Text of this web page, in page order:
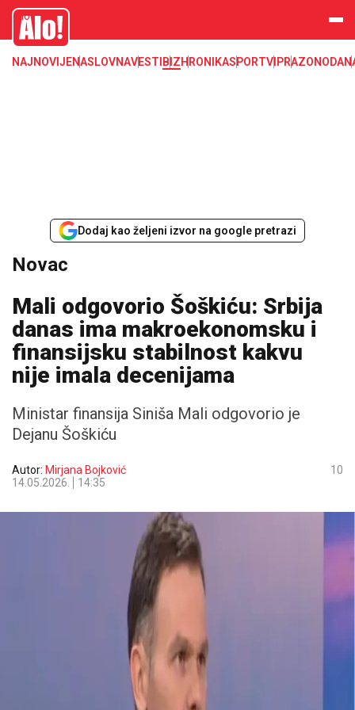
Novac, dinar, evro, dolar, kurs, kursna lista, nbs, narodna banka srbije
Alo
NAJNOVIJENASLOVNAVESTI BIZHRONIKASPORTVIPRAZONODA
Dodaj kao željeni izvor na google pretrazi
Novac
Mali odgovorio Šoškiću: Srbija
danas ima makroekonomsku i
finansijsku stabilnost kakvu
nije imala decenijama
Ministar finansija Siniša Mali odgovorio je
Dejanu Šoškiću
Autor: Mirjana Bojković
14.05.2026.
14:35
10